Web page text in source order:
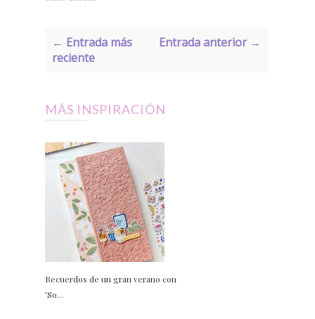
← Entrada más
reciente
Entrada anterior →
MÁS INSPIRACIÓN
Recuerdos de un gran verano con
'So...